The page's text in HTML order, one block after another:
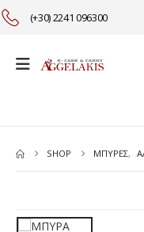
(+30) 2241 096300
SHOP ΜΠΥΡΕΣ,